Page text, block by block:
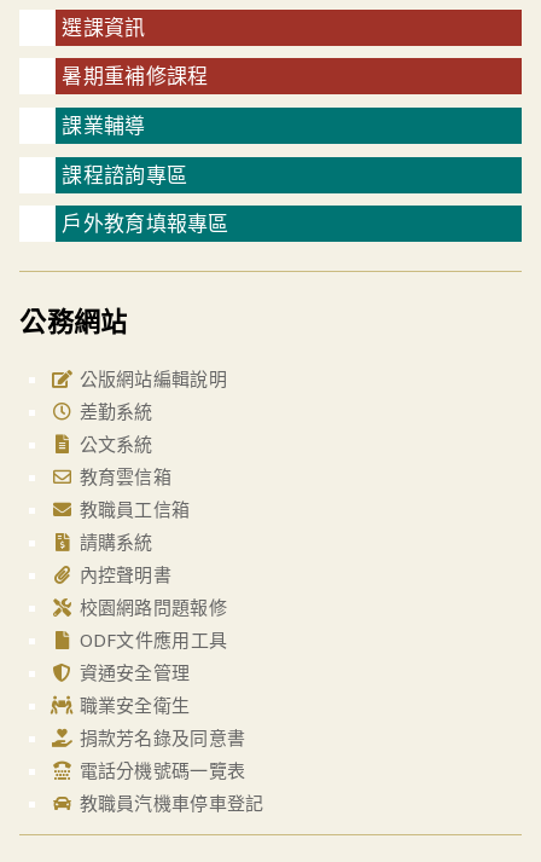
選課資訊
暑期重補修課程
課業輔導
課程諮詢專區
戶外教育填報專區
公務網站
公版網站編輯說明
差勤系統
公文系統
教育雲信箱
教職員工信箱
請購系統
內控聲明書
校園網路問題報修
ODF文件應用工具
資通安全管理
職業安全衛生
捐款芳名錄及同意書
電話分機號碼一覽表
教職員汽機車停車登記